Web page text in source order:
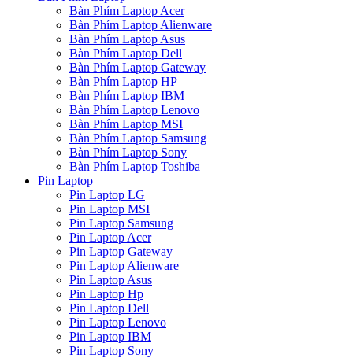
Bàn Phím Laptop Acer
Bàn Phím Laptop Alienware
Bàn Phím Laptop Asus
Bàn Phím Laptop Dell
Bàn Phím Laptop Gateway
Bàn Phím Laptop HP
Bàn Phím Laptop IBM
Bàn Phím Laptop Lenovo
Bàn Phím Laptop MSI
Bàn Phím Laptop Samsung
Bàn Phím Laptop Sony
Bàn Phím Laptop Toshiba
Pin Laptop
Pin Laptop LG
Pin Laptop MSI
Pin Laptop Samsung
Pin Laptop Acer
Pin Laptop Gateway
Pin Laptop Alienware
Pin Laptop Asus
Pin Laptop Hp
Pin Laptop Dell
Pin Laptop Lenovo
Pin Laptop IBM
Pin Laptop Sony